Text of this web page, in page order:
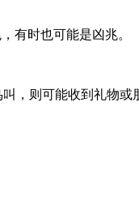
有时也可能是凶兆。
，则可能收到礼物或